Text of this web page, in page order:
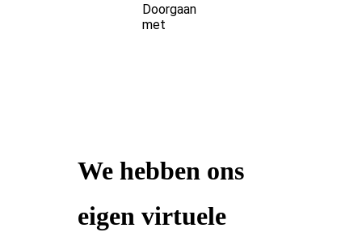
Doorgaan
met
We hebben ons
eigen virtuele